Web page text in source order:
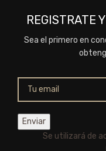
REGISTRATE
Sea el primero en
Se utilizará de